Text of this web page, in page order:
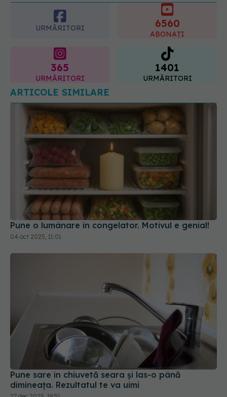
URMĂRITORI 6560
ABONAȚI
365
URMĂRITORI
1401
URMĂRITORI
ARTICOLE SIMILARE
Pune o lumânare în congelator. Motivul e genial!
04 oct 2025, 11:01
Pune sare în chiuvetă seara și las-o până
dimineața. Rezultatul te va uimi